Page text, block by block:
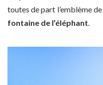
toutes de part l’emblème
fontaine de l’éléphant.